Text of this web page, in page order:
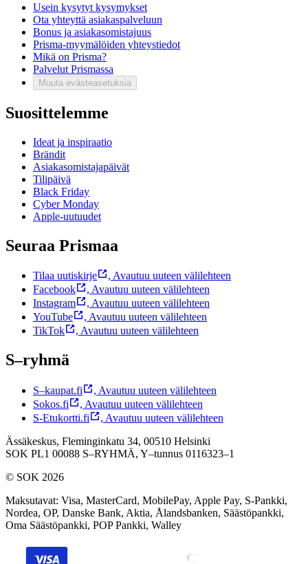
Usein kysytyt kysymykset
Ota yhteyttä asiakaspalveluun
Bonus ja asiakasomistajuus
Prisma-myymälöiden yhteystiedot
Mikä on Prisma?
Palvelut Prismassa
Muuta evästeasetuksia
Suosittelemme
Ideat ja inspiraatio
Brändit
Asiakasomistajapäivät
Tilipäivä
Black Friday
Cyber Monday
Apple-uutuudet
Seuraa Prismaa
Tilaa uutiskirje , Avautuu uuteen välilehteen
Facebook
, Avautuu uuteen välilehteen
Instagram
, Avautuu uuteen välilehteen
YouTube
, Avautuu uuteen välilehteen
TikTok
, Avautuu uuteen välilehteen
S–ryhmä
S–kaupat.fi , Avautuu uuteen välilehteen
Sokos.fi
, Avautuu uuteen välilehteen
S-Etukortti.fi
, Avautuu uuteen välilehteen
Ässäkeskus, Fleminginkatu 34, 00510 Helsinki
SOK PL1 00088 S–RYHMÄ, Y–tunnus 0116323–1
© SOK 2026
Maksutavat: Visa, MasterCard, MobilePay, Apple Pay, S-Pankki,
Nordea, OP, Danske Bank, Aktia, Ålandsbanken, Säästöpankki,
Oma Säästöpankki, POP Pankki, Walley